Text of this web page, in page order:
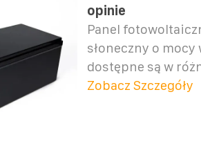
opinie
Panel
słoneczny o
dostępne są w
Zobacz Szczegóły